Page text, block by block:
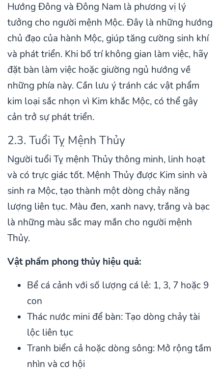
Hướng Đông và Đông Nam là phương vị lý
tưởng cho người mệnh Mộc. Đây là những hướng
chủ đạo của hành Mộc, giúp tăng cường sinh khí
và phát triển. Khi bố trí không gian làm việc, hãy
đặt bàn làm việc hoặc giường ngủ hướng về
những phía này. Cần lưu ý tránh các vật phẩm
kim loại sắc nhọn vì Kim khắc Mộc, có thể gây
cản trở sự phát triển.
2.3. Tuổi Tỵ Mệnh Thủy
Người tuổi Tỵ mệnh Thủy thông minh, linh hoạt
và có trực giác tốt. Mệnh Thủy được Kim sinh và
sinh ra Mộc, tạo thành một dòng chảy năng
lượng liên tục. Màu đen, xanh navy, trắng và bạc
là những màu sắc may mắn cho người mệnh
Thủy.
Vật phẩm phong thủy hiệu quả:
Bể cá cảnh với số lượng cá lẻ: 1, 3, 7 hoặc 9
con
Thác nước mini để bàn: Tạo dòng chảy tài
lộc liên tục
Tranh biển cả hoặc dòng sông: Mở rộng tầm
nhìn và cơ hội